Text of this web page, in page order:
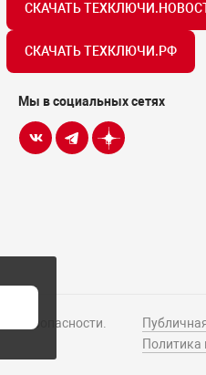
СКАЧАТЬ
СКАЧАТЬ ТЕХКЛЮЧИ.РФ
Мы в социальных сетях
безопасности.
Политика